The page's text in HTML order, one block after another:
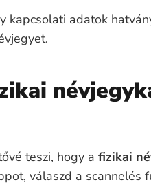
kapcsolati adatok
teszi, hogy a fizikai
válaszd a scannelés